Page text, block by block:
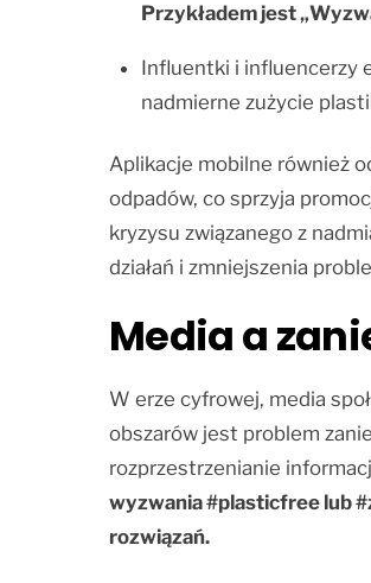
Przykładem jest
Influentki i influencerzy
nadmierne zużycie
Aplikacje mobilne również
odpadów, co sprzyja
kryzysu związanego z
działań i zmniejszenia
Media a
W erze cyfrowej, media
obszarów jest problem
rozprzestrzenianie
wyzwania #plasticfree lub
rozwiązań.